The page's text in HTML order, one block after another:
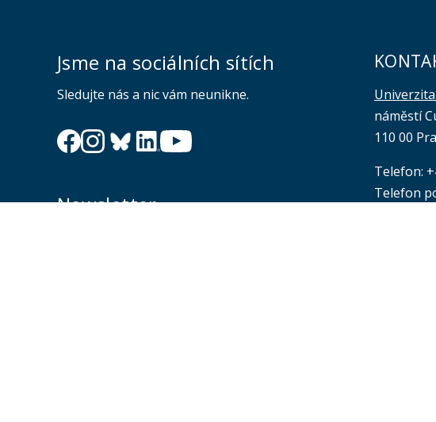
Jsme na sociálních sítích
Sledujte nás a nic vám neunikne.
Newsletter
náměstí
110 00
Telefon:
Telefon